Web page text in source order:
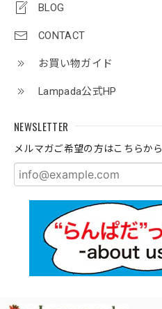
BLOG
CONTACT
お買い物ガイド
Lampada公式HP
NEWSLETTER
メルマガご希望の方はこちらから